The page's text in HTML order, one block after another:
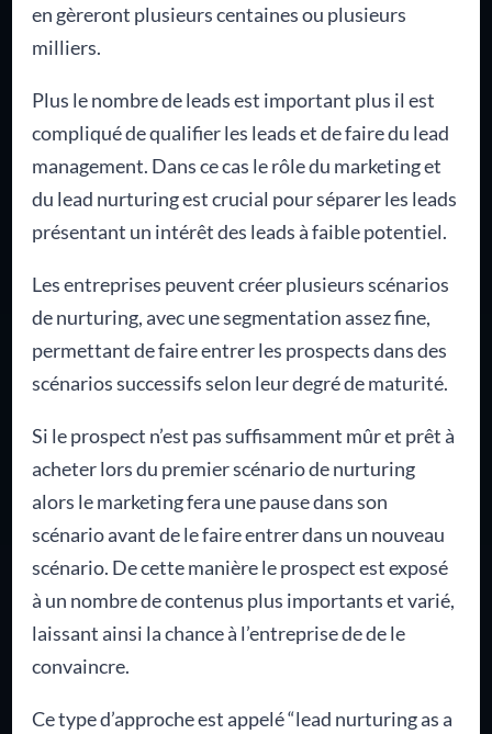
en gèreront plusieurs centaines ou plusieurs
milliers.
Plus le nombre de leads est important plus il est
compliqué de qualifier les leads et de faire du lead
management. Dans ce cas le rôle du marketing et
du lead nurturing est crucial pour séparer les leads
présentant un intérêt des leads à faible potentiel.
Les entreprises peuvent créer plusieurs scénarios
de nurturing, avec une segmentation assez fine,
permettant de faire entrer les prospects dans des
scénarios successifs selon leur degré de maturité.
Si le prospect n’est pas suffisamment mûr et prêt à
acheter lors du premier scénario de nurturing
alors le marketing fera une pause dans son
scénario avant de le faire entrer dans un nouveau
scénario. De cette manière le prospect est exposé
à un nombre de contenus plus importants et varié,
laissant ainsi la chance à l’entreprise de de le
convaincre.
Ce type d’approche est appelé “lead nurturing as a